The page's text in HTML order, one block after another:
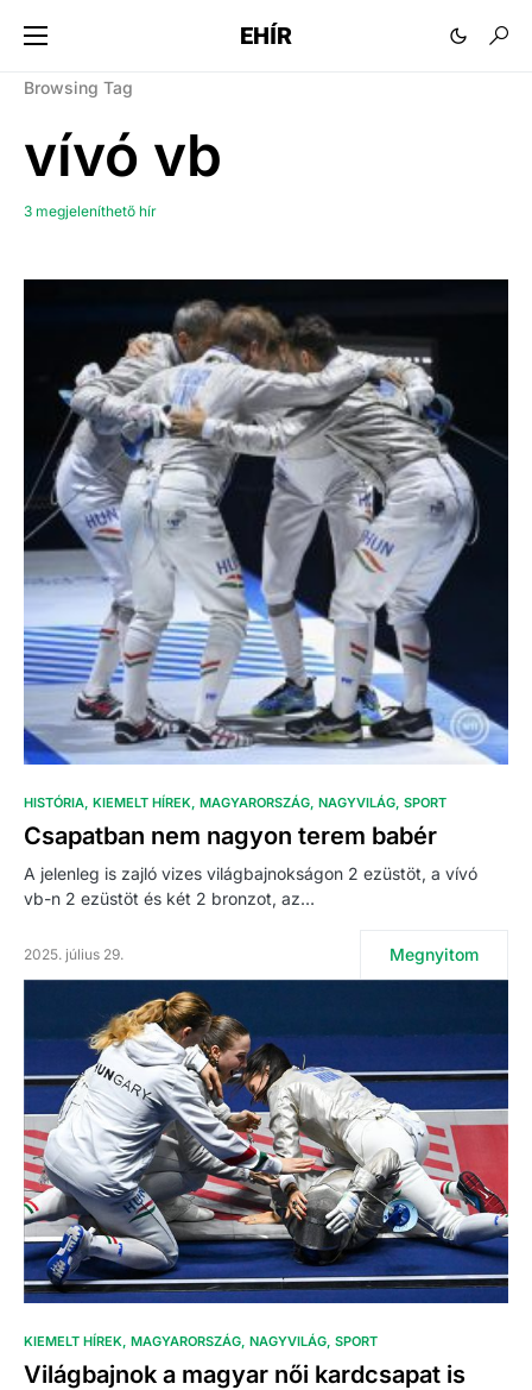
EHÍR
Browsing Tag
vívó vb
3 megjeleníthető hír
HISTÓRIA KIEMELT HÍREK MAGYARORSZÁG NAGYVILÁG SPORT
Csapatban nem nagyon terem babér
A jelenleg is zajló vizes világbajnokságon 2 ezüstöt, a vívó
vb-n 2 ezüstöt és két 2 bronzot, az…
2025. július 29. Megnyitom
KIEMELT HÍREK MAGYARORSZÁG NAGYVILÁG SPORT
Világbajnok a magyar női kardcsapat is